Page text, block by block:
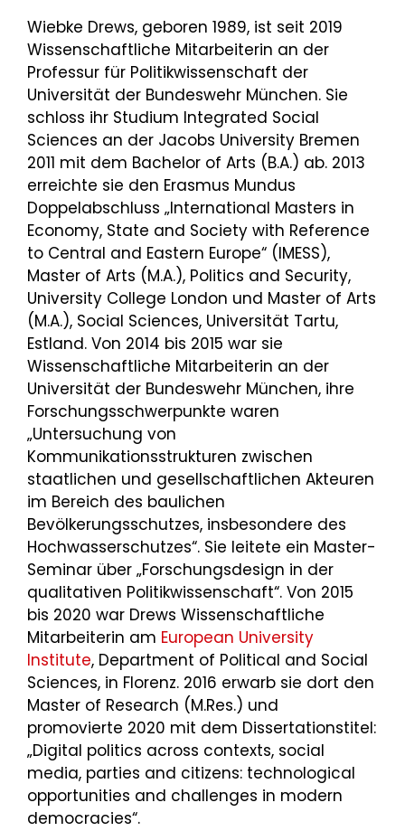
Wiebke Drews, geboren 1989, ist seit 2019
Wissenschaftliche Mitarbeiterin an der
Professur für Politikwissenschaft der
Universität der Bundeswehr München. Sie
schloss ihr Studium Integrated Social
Sciences an der Jacobs University Bremen
2011 mit dem Bachelor of Arts (B.A.) ab. 2013
erreichte sie den Erasmus Mundus
Doppelabschluss „International Masters in
Economy, State and Society with Reference
to Central and Eastern Europe“ (IMESS),
Master of Arts (M.A.), Politics and Security,
University College London und Master of Arts
(M.A.), Social Sciences, Universität Tartu,
Estland. Von 2014 bis 2015 war sie
Wissenschaftliche Mitarbeiterin an der
Universität der Bundeswehr München, ihre
Forschungsschwerpunkte waren
„Untersuchung von
Kommunikationsstrukturen zwischen
staatlichen und gesellschaftlichen Akteuren
im Bereich des baulichen
Bevölkerungsschutzes, insbesondere des
Hochwasserschutzes“. Sie leitete ein Master-
Seminar über „Forschungsdesign in der
qualitativen Politikwissenschaft“. Von 2015
bis 2020 war Drews Wissenschaftliche
Mitarbeiterin am European University
Institute, Department of Political and Social
Sciences, in Florenz. 2016 erwarb sie dort den
Master of Research (M.Res.) und
promovierte 2020 mit dem Dissertationstitel:
„Digital politics across contexts, social
media, parties and citizens: technological
opportunities and challenges in modern
democracies“.